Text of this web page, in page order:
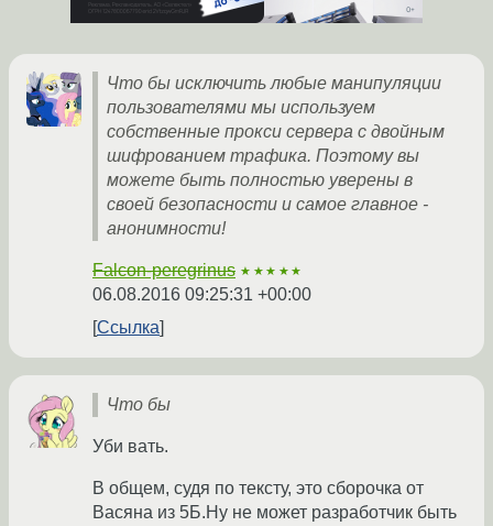
Что бы исключить любые манипуляции
пользователями мы используем
собственные прокси сервера с двойным
шифрованием трафика. Поэтому вы
можете быть полностью уверены в
своей безопасности и самое главное -
анонимности!
Falcon-peregrinus ★★★★★
06.08.2016 09:25:31 +00:00
Ссылка
Что бы
Уби вать.
В общем, судя по тексту, это сборочка от
Васяна из 5Б.Ну не может разработчик быть